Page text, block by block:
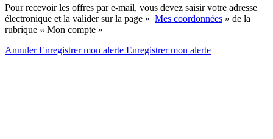
Pour recevoir les offres par e-mail, vous devez saisir votre adresse
électronique et la valider sur la page « Mes coordonnées » de la
rubrique « Mon compte »
AnnulerEnregistrer mon alerte Enregistrermon alerte